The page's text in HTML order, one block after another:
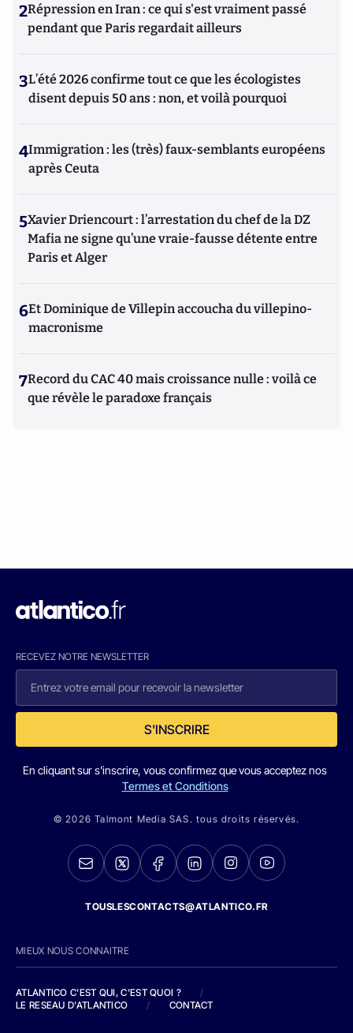
2Répression en Iran : ce qui s'est vraiment passé
pendant que Paris regardait ailleurs
3L’été 2026 confirme tout ce que les écologistes
disent depuis 50 ans : non, et voilà pourquoi
4Immigration : les (très) faux-semblants européens
après Ceuta
5Xavier Driencourt : l’arrestation du chef de la DZ
Mafia ne signe qu’une vraie-fausse détente entre
Paris et Alger
6Et Dominique de Villepin accoucha du villepino-
macronisme
7Record du CAC 40 mais croissance nulle : voilà ce
que révèle le paradoxe français
RECEVEZ NOTRE NEWSLETTER
S'INSCRIRE
En cliquant sur s'inscrire, vous confirmez que vous acceptez nos
Termes et Conditions
© 2026 Talmont Media SAS. tous droits réservés.
TOUSLESCONTACTS@ATLANTICO.FR
MIEUX NOUS CONNAITRE
ATLANTICO C'EST QUI, C'EST QUOI ?
/
LE RESEAU D'ATLANTICO
/ CONTACT